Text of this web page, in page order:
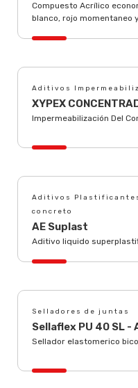
Compuesto Acrílico
blanco, rojo momentaneo
Aditivos
XYPEX
Impermeabilización Del
Aditivos
concreto
AE Suplast
Aditivo liquido
Selladores de juntas
Sellaflex PU 40 SL
Sellador elastomerico